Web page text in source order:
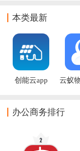
本类最新
创能云app
云蚁
办公商务排行